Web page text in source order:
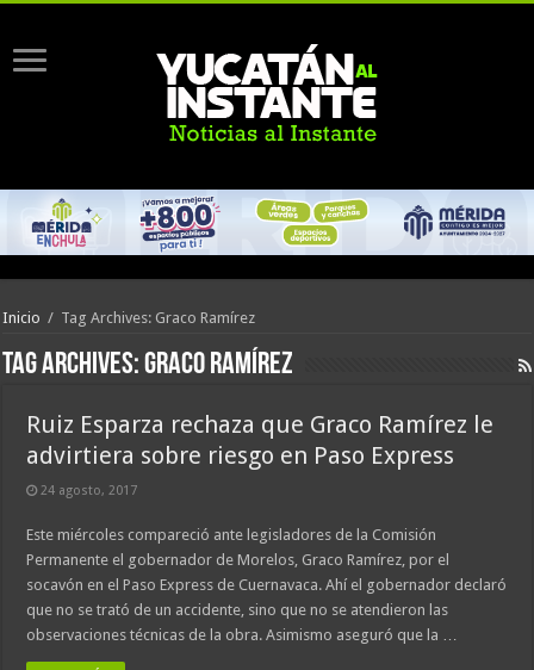
Inicio / Tag Archives: Graco Ramírez
Tag Archives:Graco Ramírez
Ruiz Esparza rechaza que Graco Ramírez le
advirtiera sobre riesgo en Paso Express
24 agosto, 2017
Este miércoles compareció ante legisladores de la Comisión
Permanente el gobernador de Morelos, Graco Ramírez, por el
socavón en el Paso Express de Cuernavaca. Ahí el gobernador declaró
que no se trató de un accidente, sino que no se atendieron las
observaciones técnicas de la obra. Asimismo aseguró que la …